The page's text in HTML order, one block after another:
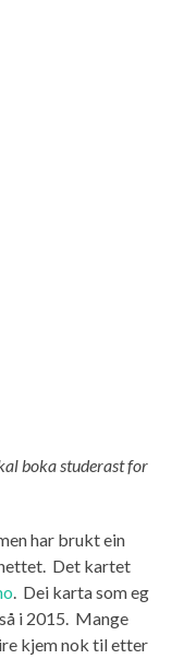
boka studerast for
har brukt ein
Det kartet
. Dei karta som eg
i 2015. Mange
kjem nok til etter